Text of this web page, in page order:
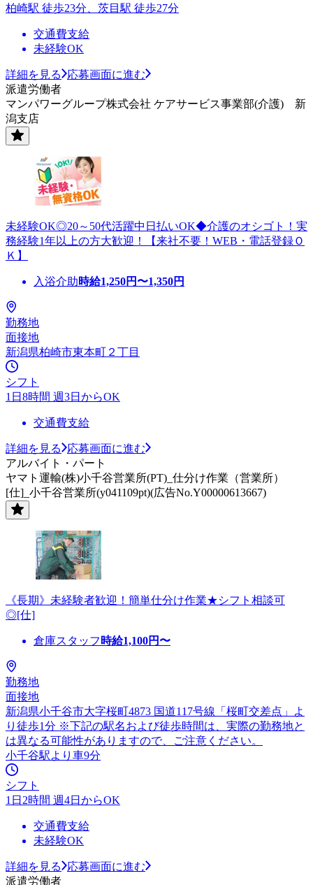
柏崎駅 徒歩23分、茨目駅 徒歩27分
交通費支給
未経験OK
詳細を見る
応募画面に進む
派遣労働者
マンパワーグループ株式会社 ケアサービス事業部(介護) 新
潟支店
未経験OK◎20～50代活躍中日払いOK◆介護のオシゴト！実
務経験1年以上の方大歓迎！【来社不要！WEB・電話登録Ｏ
Ｋ】
入浴介助時給1,250円〜1,350円
勤務地
面接地
新潟県柏崎市東本町２丁目
シフト
1日8時間 週3日からOK
交通費支給
詳細を見る
応募画面に進む
アルバイト・パート
ヤマト運輸(株)小千谷営業所(PT)_仕分け作業（営業所）
[仕]_小千谷営業所(y041109pt)(広告No.Y00000613667)
《長期》未経験者歓迎！簡単仕分け作業★シフト相談可
◎[仕]
倉庫スタッフ 時給1,100円〜
勤務地
面接地
新潟県小千谷市大字桜町4873 国道117号線「桜町交差点」よ
り徒歩1分 ※下記の駅名および徒歩時間は、実際の勤務地と
は異なる可能性がありますので、ご注意ください。
小千谷駅より車9分
シフト
1日2時間 週4日からOK
交通費支給
未経験OK
詳細を見る
応募画面に進む
派遣労働者